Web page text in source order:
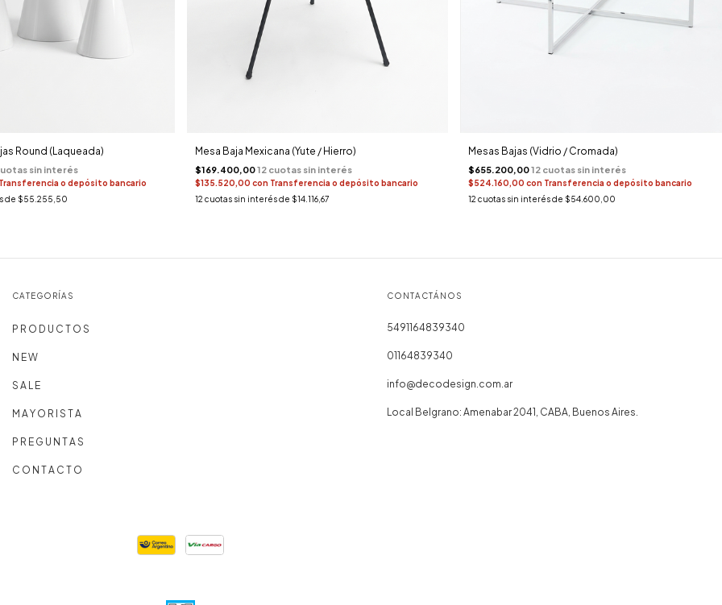
Round (Laqueada)
o depósito bancario
de $55.255,50
Mesa Baja Mexicana (Yute / Hierro)
$169.400,00
$135.520,00 con Transferencia o depósito bancario
12 cuotas sin interés de $14.116,67
Mesas Bajas (Vidrio / Cromada)
$655.200,00
$524.160,00con Transferencia o depósito bancario
12 cuotas sin interés de $54.600,00
CATEGORÍAS
P R O D U C T O S
N E W
S A L E
M A Y O R I S T A
P R E G U N T A S
C O N T A C T O
CONTACTÁNOS
5491164839340
01164839340
info@decodesign.com.ar
Local Belgrano: Amenabar 2041, CABA, Buenos Aires.